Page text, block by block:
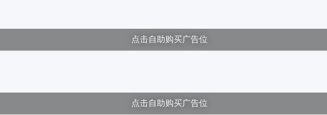
点击自助购买广告位
点击自助购买广告位